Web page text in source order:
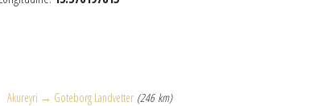
Akureyri → Goteborg Landvetter (246 km)